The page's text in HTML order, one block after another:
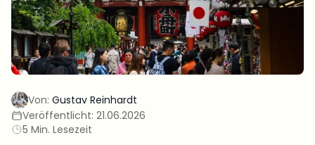
Von: Gustav Reinhardt
Veröffentlicht: 21.06.2026
5 Min. Lesezeit